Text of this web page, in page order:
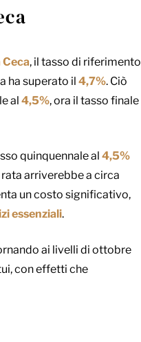
Ceca, il tasso di riferimento
ha superato il 4,7%. Ciò
al 4,5%, ora il tasso finale
quinquennale al 4,5%
rata arriverebbe a circa
un costo significativo,
essenziali.
ai livelli di ottobre
con effetti che